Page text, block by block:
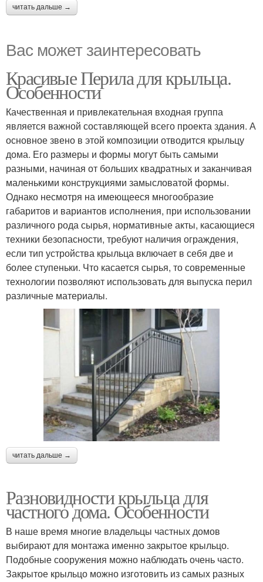
читать дальше →
Вас может заинтересовать
Красивые Перила для крыльца.
Особенности
Качественная и привлекательная входная группа
является важной составляющей всего проекта здания. А
основное звено в этой композиции отводится крыльцу
дома. Его размеры и формы могут быть самыми
разными, начиная от больших квадратных и заканчивая
маленькими конструкциями замысловатой формы.
Однако несмотря на имеющееся многообразие
габаритов и вариантов исполнения, при использовании
различного рода сырья, нормативные акты, касающиеся
техники безопасности, требуют наличия ограждения,
если тип устройства крыльца включает в себя две и
более ступеньки. Что касается сырья, то современные
технологии позволяют использовать для выпуска перил
различные материалы.
читать дальше →
Разновидности крыльца для
частного дома. Особенности
В наше время многие владельцы частных домов
выбирают для монтажа именно закрытое крыльцо.
Подобные сооружения можно наблюдать очень часто.
Закрытое крыльцо можно изготовить из самых разных